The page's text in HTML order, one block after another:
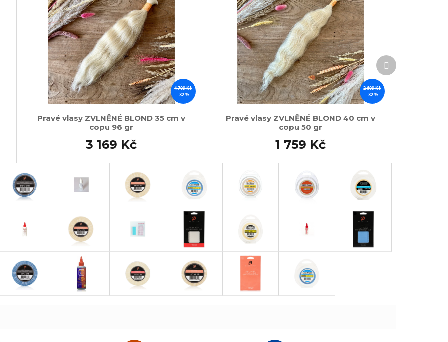
4 709 Kč
–32 %
Pravé vlasy ZVLNĚNÉ BLOND 35 cm v
copu 96 gr
3 169 Kč
2 609 Kč
–32 %
Pravé vlasy ZVLNĚNÉ BLOND 40 cm v
copu 50 gr
1 759 Kč
Další
produkt